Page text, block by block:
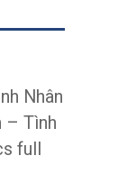
Nhân
– Tình
full